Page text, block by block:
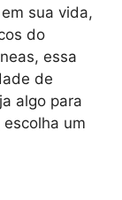
sua vida,
do
essa
de
algo para
um